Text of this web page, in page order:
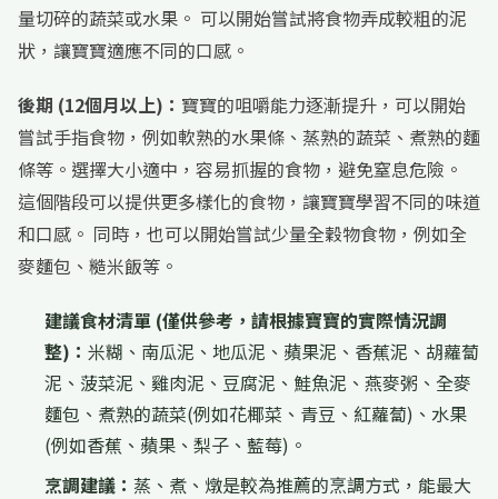
量切碎的蔬菜或水果。 可以開始嘗試將食物弄成較粗的泥
狀，讓寶寶適應不同的口感。
後期 (12個月以上)： 寶寶的咀嚼能力逐漸提升，可以開始
嘗試手指食物，例如軟熟的水果條、蒸熟的蔬菜、煮熟的麵
條等。選擇大小適中，容易抓握的食物，避免窒息危險。
這個階段可以提供更多樣化的食物，讓寶寶學習不同的味道
和口感。 同時，也可以開始嘗試少量全穀物食物，例如全
麥麵包、糙米飯等。
建議食材清單 (僅供參考，請根據寶寶的實際情況調
整)： 米糊、南瓜泥、地瓜泥、蘋果泥、香蕉泥、胡蘿蔔
泥、菠菜泥、雞肉泥、豆腐泥、鮭魚泥、燕麥粥、全麥
麵包、煮熟的蔬菜(例如花椰菜、青豆、紅蘿蔔)、水果
(例如香蕉、蘋果、梨子、藍莓)。
烹調建議： 蒸、煮、燉是較為推薦的烹調方式，能最大